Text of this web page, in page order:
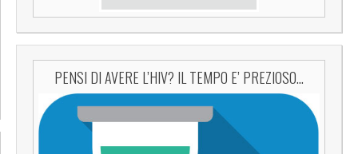
PENSI DI AVERE L’HIV? IL TEMPO E’ PREZIOSO…